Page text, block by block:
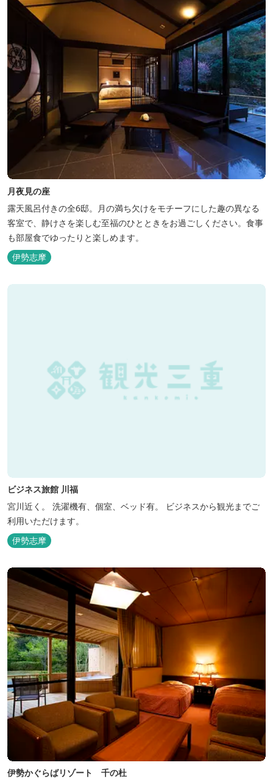
月夜見の座
露天風呂付きの全6邸。月の満ち欠けをモチーフにした趣の異なる
客室で、静けさを楽しむ至福のひとときをお過ごしください。食事
も部屋食でゆったりと楽しめます。
伊勢志摩
ビジネス旅館 川福
宮川近く。 洗濯機有、個室、ベッド有。 ビジネスから観光までご
利用いただけます。
伊勢志摩
伊勢かぐらばリゾート 千の杜